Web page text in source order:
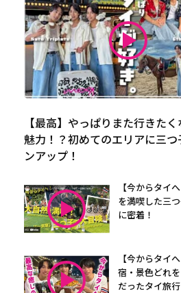
【最高】やっぱりまた行きた
魅力！？初めてのエリアに三つ
ンアップ！
【今からタイ
を満喫した三
に密着！
【今からタイ
宿・景色どれ
だったタイ旅